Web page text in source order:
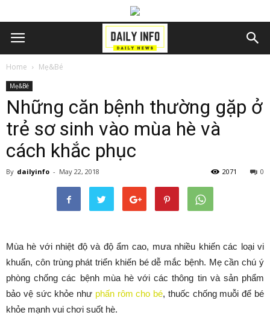
Home Mẹ&Bé
Mẹ&Bé
Những căn bệnh thường gặp ở
trẻ sơ sinh vào mùa hè và
cách khắc phục
By dailyinfo - May 22, 2018 0
2071
Mùa hè với nhiệt độ và độ ẩm cao, mưa nhiều khiến các loại vi
khuẩn, côn trùng phát triển khiến bé dễ mắc bệnh. Mẹ cần chú ý
phòng chống các bệnh mùa hè với các thông tin và sản phẩm
bảo vệ sức khỏe như phấn rôm cho bé, thuốc chống muỗi để bé
khỏe mạnh vui chơi suốt hè.